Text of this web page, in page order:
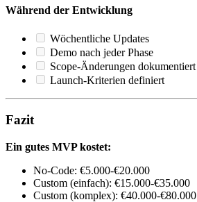
Während der Entwicklung
Wöchentliche Updates
Demo nach jeder Phase
Scope-Änderungen dokumentiert
Launch-Kriterien definiert
Fazit
Ein gutes MVP kostet:
No-Code: €5.000-€20.000
Custom (einfach): €15.000-€35.000
Custom (komplex): €40.000-€80.000